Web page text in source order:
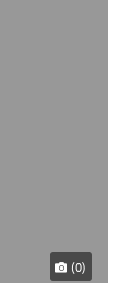
(0)